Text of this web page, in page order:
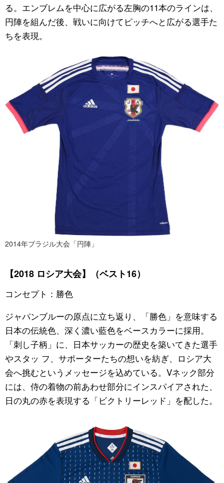
る。エンブレムを中心に広がる左胸の11本のラインは、
円陣を組んだ後、戦いに向けてピッチへと広がる選手た
ちを表現。
2014年ブラジル大会「円陣」
【2018 ロシア大会】（ベスト16）
コンセプト：勝色
ジャパンブルーの原点に立ち返り、「勝色」を意味する
日本の伝統色、深く濃い藍色をベースカラーに採用。
「刺し子柄」に、日本サッカーの歴史を築いてきた選手
やスタッ フ、サポーターたちの想いを紡ぎ、ロシア大
会へ挑むというメッセージを込めている。Vネック部分
には、侍の着物の前あわせ部分にインスパイアされた、
日の丸の赤を表現する「ビクトリーレッド」を配した。